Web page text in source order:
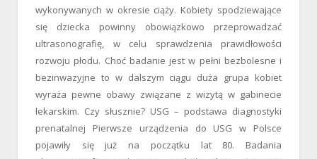
wykonywanych w okresie ciąży. Kobiety spodziewające
się dziecka powinny obowiązkowo przeprowadzać
ultrasonografię, w celu sprawdzenia prawidłowości
rozwoju płodu. Choć badanie jest w pełni bezbolesne i
bezinwazyjne to w dalszym ciągu duża grupa kobiet
wyraża pewne obawy związane z wizytą w gabinecie
lekarskim. Czy słusznie? USG – podstawa diagnostyki
prenatalnej Pierwsze urządzenia do USG w Polsce
pojawiły się już na początku lat 80. Badania